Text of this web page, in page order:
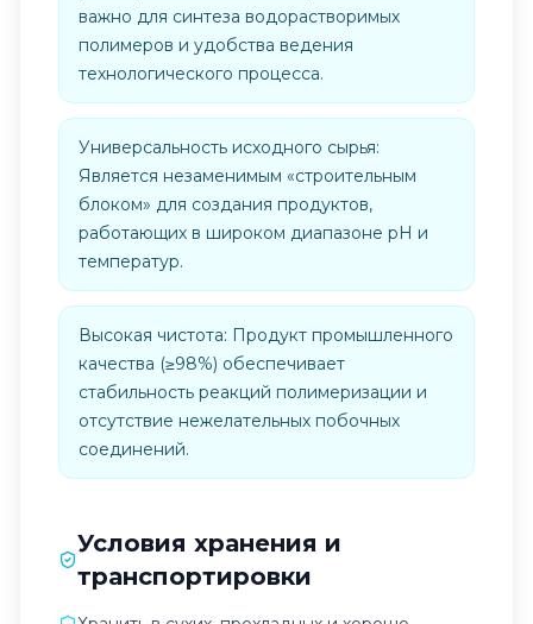
важно для синтеза водорастворимых
полимеров и удобства ведения
технологического процесса.
Универсальность исходного сырья:
Является незаменимым «строительным
блоком» для создания продуктов,
работающих в широком диапазоне pH и
температур.
Высокая чистота: Продукт промышленного
качества (≥98%) обеспечивает
стабильность реакций полимеризации и
отсутствие нежелательных побочных
соединений.
Условия хранения и
транспортировки